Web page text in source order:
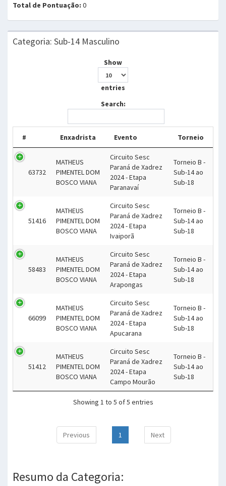
Total de Pontuação: 0
Categoria: Sub-14 Masculino
Show
entries
Search:
# Enxadrista Evento Torneio
63732
MATHEUS
PIMENTEL DOM
BOSCO VIANA
Circuito Sesc
Paraná de Xadrez
2024 - Etapa
Paranavaí
Torneio B -
Sub-14 ao
Sub-18
51416
MATHEUS
PIMENTEL DOM
BOSCO VIANA
Circuito Sesc
Paraná de Xadrez
2024 - Etapa
Ivaiporã
Torneio B -
Sub-14 ao
Sub-18
58483
MATHEUS
PIMENTEL DOM
BOSCO VIANA
Circuito Sesc
Paraná de Xadrez
2024 - Etapa
Arapongas
Torneio B -
Sub-14 ao
Sub-18
66099
MATHEUS
PIMENTEL DOM
BOSCO VIANA
Circuito Sesc
Paraná de Xadrez
2024 - Etapa
Apucarana
Torneio B -
Sub-14 ao
Sub-18
51412
MATHEUS
PIMENTEL DOM
BOSCO VIANA
Circuito Sesc
Paraná de Xadrez
2024 - Etapa
Campo Mourão
Torneio B -
Sub-14 ao
Sub-18
Showing 1 to 5 of 5 entries
Previous 1 Next
Resumo da Categoria: